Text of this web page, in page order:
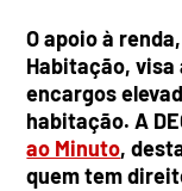
O apoio à
Habitação,
encargos
habitação. A
ao Minuto,
quem tem